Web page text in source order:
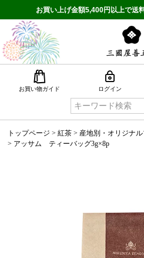
お買い上げ金額5,400円以上で送
お買い物ガイド ログイン
トップページ 紅茶
産地別・オリジナ
アッサム ティーバッグ3g×8p